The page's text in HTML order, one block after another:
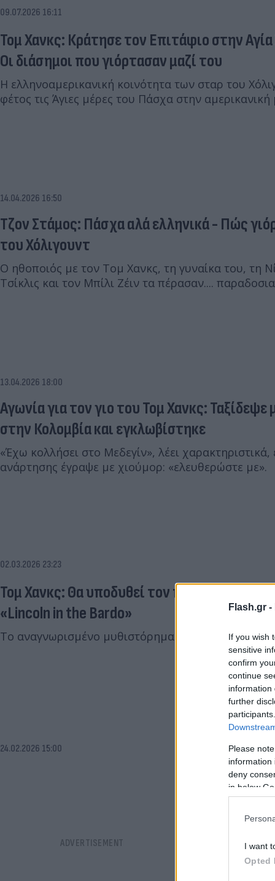
Flash.gr -
If you wish
sensitive
confirm
continue
information
further
Please
information
deny
in below
I want
Opted
09.07.2026 16:11
Τομ Χανκς: Κράτησε τον Επιτάφιο στην
Οι διάσημοι που γιόρτασαν μαζί του
Η ελληνοαμερικανική κοινότητα των σταρ του
φέτος τις Άγιες μέρες του Πάσχα στην
14.04.2026 16:50
Τζον Στάμος: Πάσχα αλά ελληνικά - Πώς
του Χόλιγουντ
Ο ηθοποιός με τον Τομ Χανκς, τη γυναίκα του, τη
Τσίκλις και τον Μπίλι Ζέιν τα πέρασαν....
13.04.2026 18:00
Αγωνία για τον γιο του Τομ Χανκς: Ταξίδεψε
στην Κολομβία και εγκλωβίστηκε
«Έχω κολλήσει στο Μεδεγίν», λέει
ανάρτησης έγραψε με χιούμορ: «ελευθερώστε με».
02.03.2026 23:23
Τομ Χανκς: Θα υποδυθεί τον πρόεδρο των
«Lincoln in the Bardo»
Το αναγνωρισμένο μυθιστόρημα του Saunders
24.02.2026 15:00